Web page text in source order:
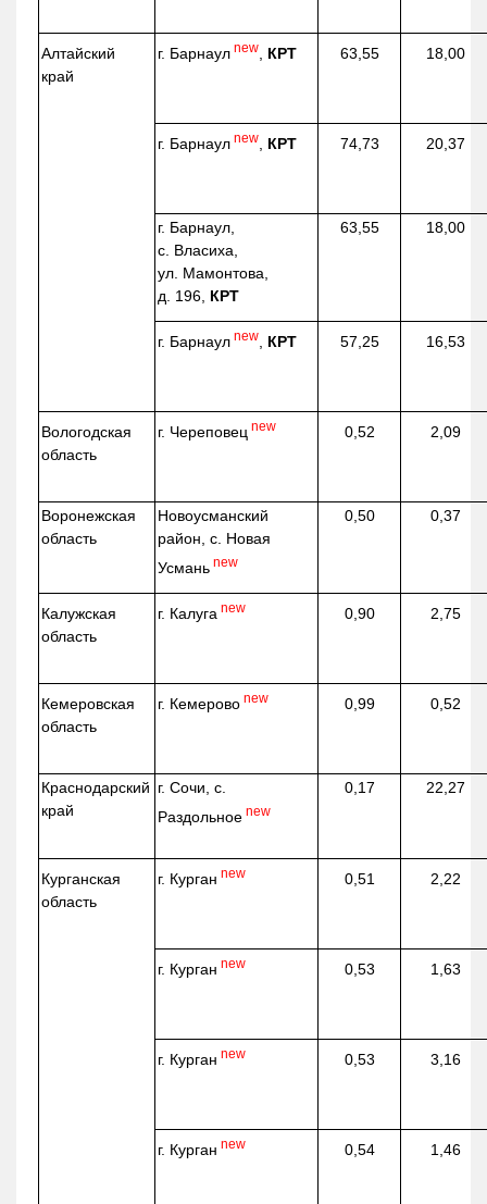
Алтайский
край
г. Барнаул new КРТ 63,55 18,00
г. Барнаул new КРТ 74,73 20,37
г. Барнаул,
с. Власиха,
ул. Мамонтова,
д. 196, КРТ
63,55 18,00
г. Барнаул new КРТ 57,25 16,53
Вологодская
область
г. Череповец new 0,52 2,09
Воронежская
область
Новоусманский
район, с. Новая
Усмань new
0,50 0,37
Калужская
область
г. Калуга new 0,90 2,75
Кемеровская
область
г. Кемерово new 0,99 0,52
Краснодарский
край
г. Сочи, с.
Раздольное new
0,17 22,27
Курганская
область
г. Курган new 0,51 2,22
г. Курган new 0,53 1,63
г. Курган new 0,53 3,16
г. Курган new 0,54 1,46